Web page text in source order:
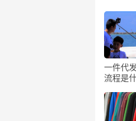
一件代
流程是